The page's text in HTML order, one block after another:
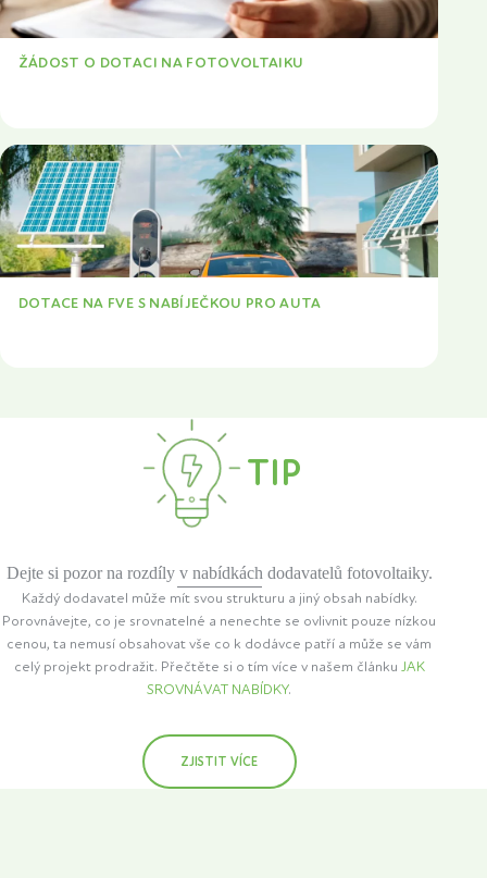
VÍCE
ŽÁDOST O DOTACI NA FOTOVOLTAIKU
VÍCE
DOTACE NA FVE S NABÍJEČKOU PRO AUTA
TIP
Dejte si pozor na rozdíly v nabídkách dodavatelů fotovoltaiky.
Každý dodavatel může mít svou strukturu a jiný obsah nabídky.
Porovnávejte, co je srovnatelné a nenechte se ovlivnit pouze nízkou
cenou, ta nemusí obsahovat vše co k dodávce patří a může se vám
celý projekt prodražit. Přečtěte si o tím více v našem článku JAK
SROVNÁVAT NABÍDKY.
ZJISTIT VÍCE